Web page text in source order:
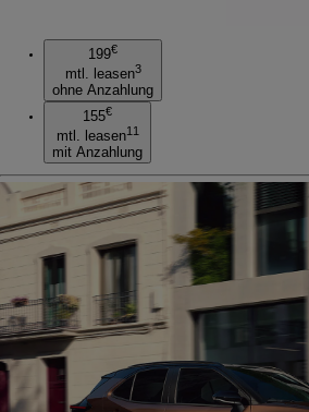
199€
mtl. leasen3
ohne Anzahlung
155€
mtl. leasen11
mit Anzahlung